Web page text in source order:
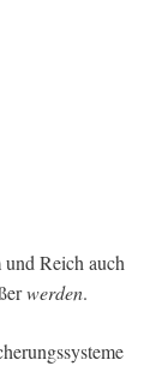
Reich auch
werden.